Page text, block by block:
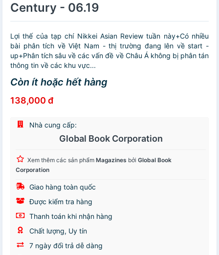
Century - 06.19
Lợi thế của tạp chí Nikkei Asian Review tuần này+Có nhiều
bài phân tích về Việt Nam - thị trường đang lên về start -
up+Phân tích sâu về các vấn đề về Châu Á không bị phân tán
thông tin về các khu vực...
Còn ít hoặc hết hàng
138,000 đ
Nhà cung cấp:
Global Book Corporation
Xem thêm các sản phẩm Magazines bởi Global Book
Corporation
Giao hàng toàn quốc
Được kiểm tra hàng
Thanh toán khi nhận hàng
Chất lượng, Uy tín
7 ngày đổi trả dễ dàng